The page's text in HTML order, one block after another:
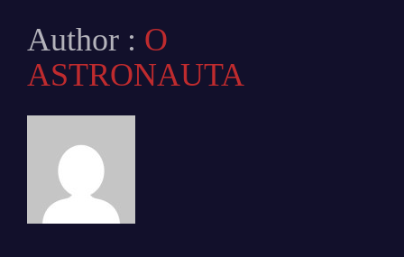
Author : O
ASTRONAUTA